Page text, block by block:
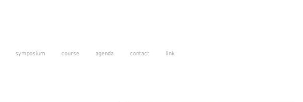
symposium course agenda contact link